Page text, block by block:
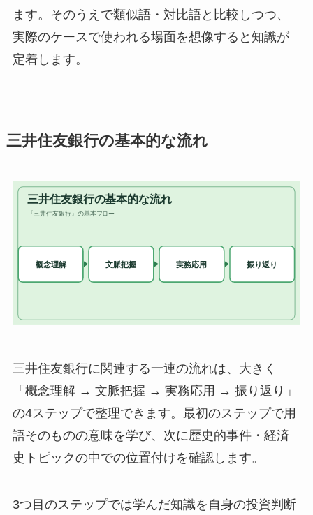
ます。そのうえで類似語・対比語と比較しつつ、
実際のケースで使われる場面を想像すると知識が
定着します。
三井住友銀行の基本的な流れ
三井住友銀行に関連する一連の流れは、大きく
「概念理解 → 文脈把握 → 実務応用 → 振り返り」
の4ステップで整理できます。最初のステップで用
語そのものの意味を学び、次に歴史的事件・経済
史トピックの中での位置付けを確認します。
3つ目のステップでは学んだ知識を自身の投資判断